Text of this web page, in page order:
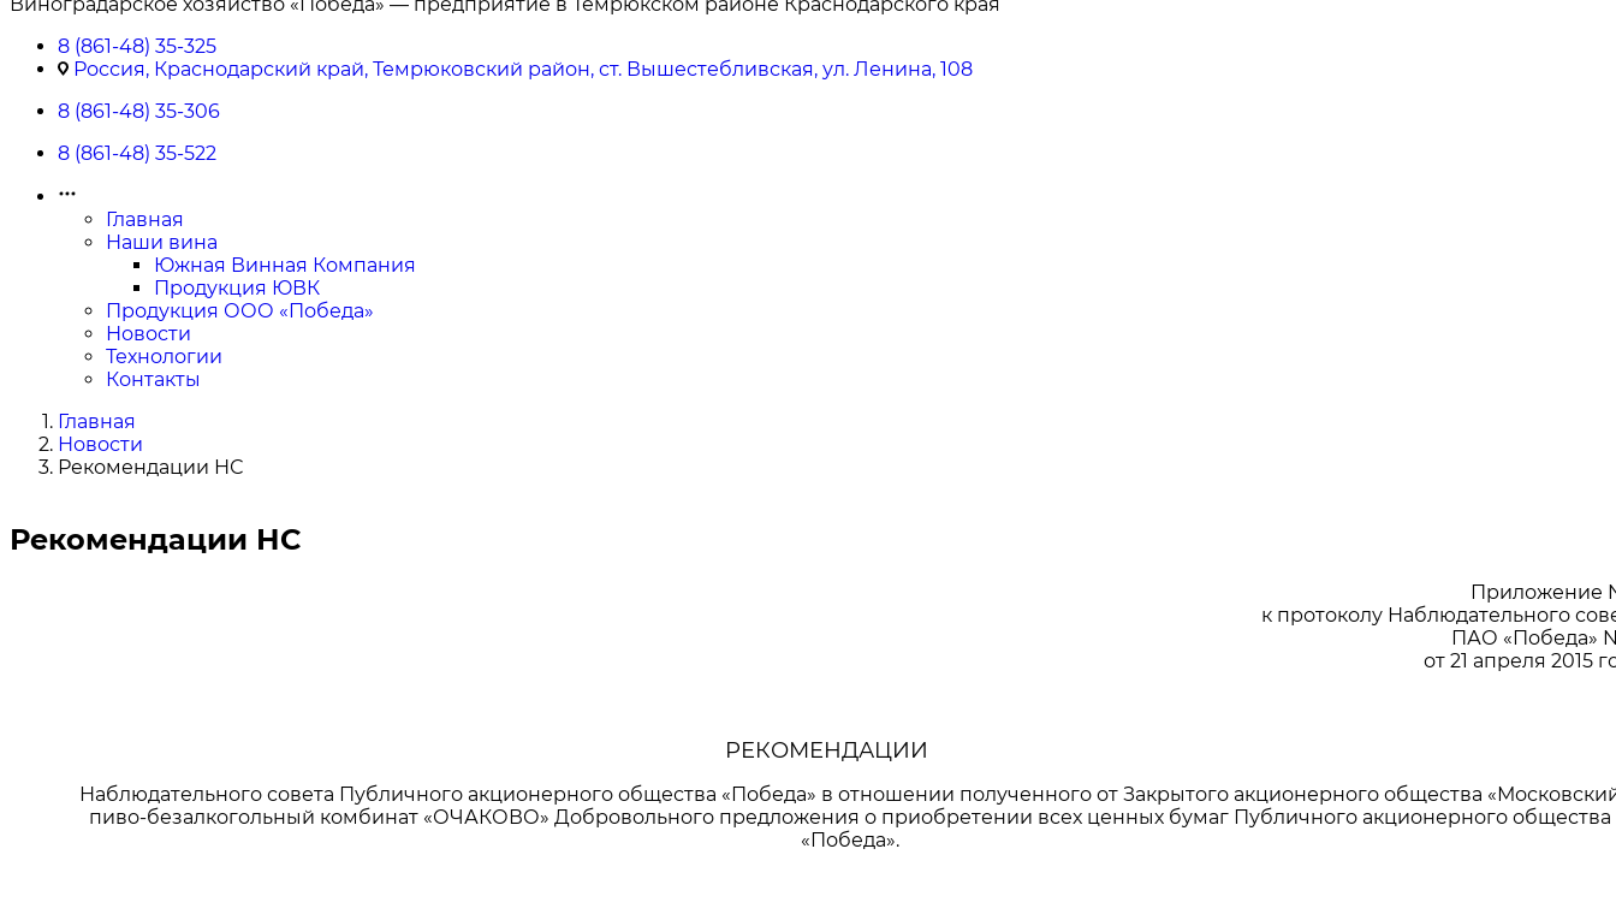
8 (861-48) 35-325
Россия, Краснодарский край, Темрюковский район, ст. Вышестебливская, ул. Ленина, 108
8 (861-48) 35-306
8 (861-48) 35-522
Главная
Наши вина
Южная Винная Компания
Продукция ЮВК
Продукция ООО «Победа»
Новости
Технологии
Контакты
Главная
Новости
Рекомендации НС
Рекомендации НС
Приложение
к протоколу Наблюдательного
ПАО «Победа»
от 21 апреля 2015
РЕКОМЕНДАЦИИ
Наблюдательного совета Публичного акционерного общества «Победа» в отношении полученного от Закрытого акционерного общества
пиво-безалкогольный комбинат «ОЧАКОВО» Добровольного предложения о приобретении всех ценных бумаг Публичного акционерного общества
«Победа».